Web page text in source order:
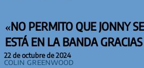
«NO PERMITO QUE JONNY
ESTÁ EN LA BANDA
22 de octubre de 2024
Colin Greenwood